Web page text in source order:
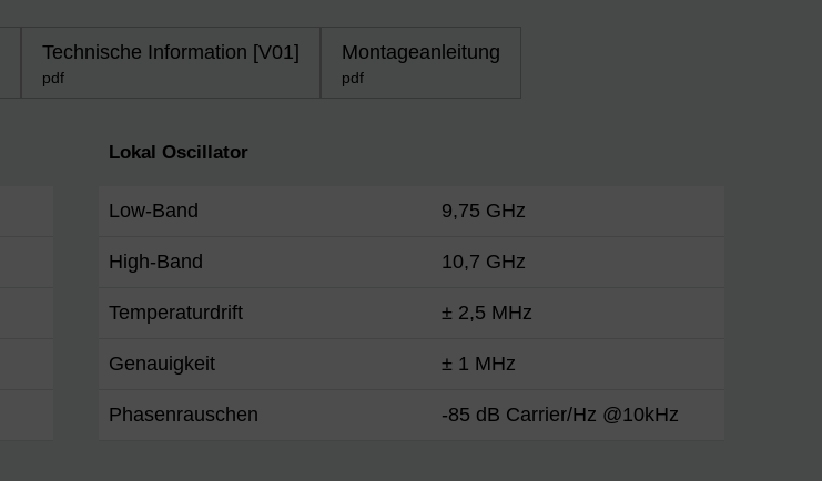
Technische Information [V01]
pdf
Montageanleitung
pdf
Lokal Oscillator
Low-Band 9,75 GHz
High-Band 10,7 GHz
Temperaturdrift ± 2,5 MHz
Genauigkeit ± 1 MHz
Phasenrauschen -85 dB Carrier/Hz @10kHz